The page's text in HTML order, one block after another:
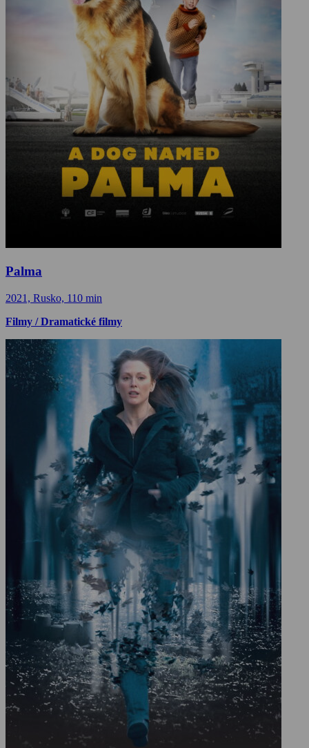
Palma
2021, Rusko, 110 min
Filmy / Dramatické filmy